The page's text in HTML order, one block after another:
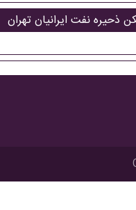
ذحیره نفت ایرانیان تهران